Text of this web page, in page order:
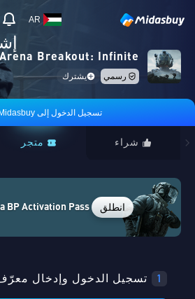
AR
Arena Breakout: Infinite
رسمي يشترك
تسجيل الدخول إلى Midasbuy
شراء متجر
BP Activation Pass انطلق
1 تسجيل الدخول وإدخال